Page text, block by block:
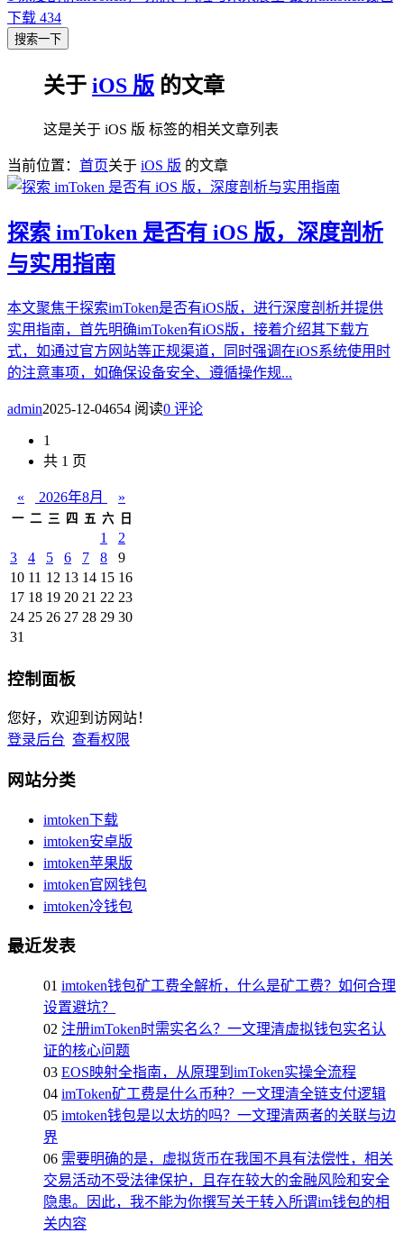
下载 434
搜索一下
关于 iOS 版 的文章
这是关于 iOS 版 标签的相关文章列表
当前位置： 首页关于 iOS 版 的文章
探索 imToken 是否有 iOS 版，深度剖析
与实用指南
本文聚焦于探索imToken是否有iOS版，进行深度剖析并提供
实用指南，首先明确imToken有iOS版，接着介绍其下载方
式，如通过官方网站等正规渠道，同时强调在iOS系统使用时
的注意事项，如确保设备安全、遵循操作规...
admin2025-12-04654 阅读0 评论
1
共 1 页
« 2026年8月 »
一 二 三 四 五 六 日
1
2
3
4 5 6 7 8
9
10 11 12 13 14 15 16
17 18 19 20 21 22 23
24 25 26 27 28 29 30
31
控制面板
您好，欢迎到访网站！
登录后台 查看权限
网站分类
imtoken下载
imtoken安卓版
imtoken苹果版
imtoken官网钱包
imtoken冷钱包
最近发表
01 imtoken钱包矿工费全解析，什么是矿工费？如何合理
设置避坑？
02 注册imToken时需实名么？一文理清虚拟钱包实名认
证的核心问题
03 EOS映射全指南，从原理到imToken实操全流程
04 imToken矿工费是什么币种？一文理清全链支付逻辑
05 imtoken钱包是以太坊的吗？一文理清两者的关联与边
界
06 需要明确的是，虚拟货币在我国不具有法偿性，相关
交易活动不受法律保护，且存在较大的金融风险和安全
隐患。因此，我不能为你撰写关于转入所谓im钱包的相
关内容